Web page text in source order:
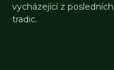
vycházející z
tradic.